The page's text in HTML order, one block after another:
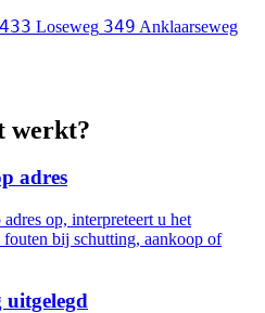
433 Loseweg 349 Anklaarseweg
werkt?
adres
op, interpreteert u het
bij schutting, aankoop of